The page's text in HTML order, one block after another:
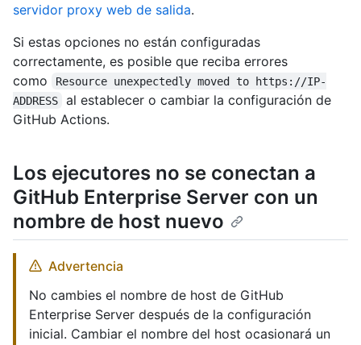
servidor proxy web de salida.
Si estas opciones no están configuradas
correctamente, es posible que reciba errores
como
Resource unexpectedly moved to https://IP-
ADDRESS
al establecer o cambiar la configuración de
GitHub Actions.
Los ejecutores no se conectan a
GitHub Enterprise Server con un
nombre de host nuevo
Advertencia
No cambies el nombre de host de GitHub
Enterprise Server después de la configuración
inicial. Cambiar el nombre del host ocasionará un